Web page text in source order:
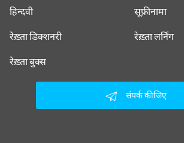
हिन्दवी सूफ़ीनामा
रेख़्ता डिक्शनरी रेख़्ता लर्निंग
रेख़्ता बुक्स
संपर्क कीजिए